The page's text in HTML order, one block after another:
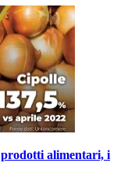
alimentari, i